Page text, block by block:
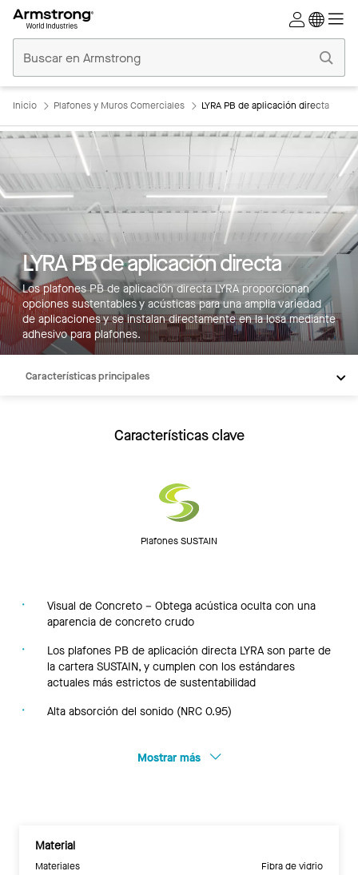
Comerciales
Inicio
Inicio Plafones y Muros Comerciales LYRA PB de aplicación directa
LYRA PB de aplicación directa
Los plafones PB de aplicación directa LYRA proporcionan
opciones sustentables y acústicas para una amplia variedad
de aplicaciones y se instalan directamente en la losa mediante
adhesivo para plafones.
Características principales
Características clave
Plafones SUSTAIN
Visual de Concreto – Obtega acústica oculta con una
aparencia de concreto crudo
Los plafones PB de aplicación directa LYRA son parte de
la cartera SUSTAIN, y cumplen con los estándares
actuales más estrictos de sustentabilidad
Alta absorción del sonido (NRC 0.95)
Mostrar más
Material
Materiales Fibra de vidrio